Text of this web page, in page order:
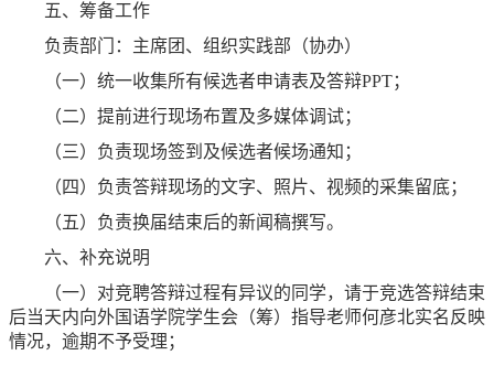
五、筹备工作
负责部门：主席团、组织实践部（协办）
（一）统一收集所有候选者申请表及答辩PPT；
（二）提前进行现场布置及多媒体调试；
（三）负责现场签到及候选者候场通知；
（四）负责答辩现场的文字、照片、视频的采集留底；
（五）负责换届结束后的新闻稿撰写。
六、补充说明
（一）对竞聘答辩过程有异议的同学，请于竞选答辩结束
后当天内向外国语学院学生会（筹）指导老师何彦北实名反映
情况，逾期不予受理；